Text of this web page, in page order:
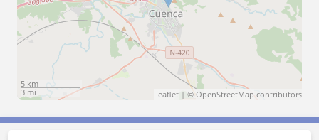
5 km
3 mi
Leaflet | © OpenStreetMap contributors